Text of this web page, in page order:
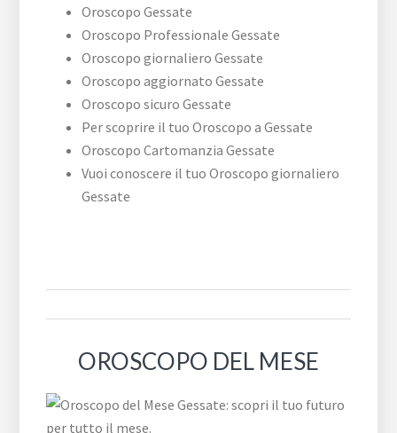
Oroscopo Gessate
Oroscopo Professionale Gessate
Oroscopo giornaliero Gessate
Oroscopo aggiornato Gessate
Oroscopo sicuro Gessate
Per scoprire il tuo Oroscopo a Gessate
Oroscopo Cartomanzia Gessate
Vuoi conoscere il tuo Oroscopo giornaliero
Gessate
OROSCOPO DEL MESE